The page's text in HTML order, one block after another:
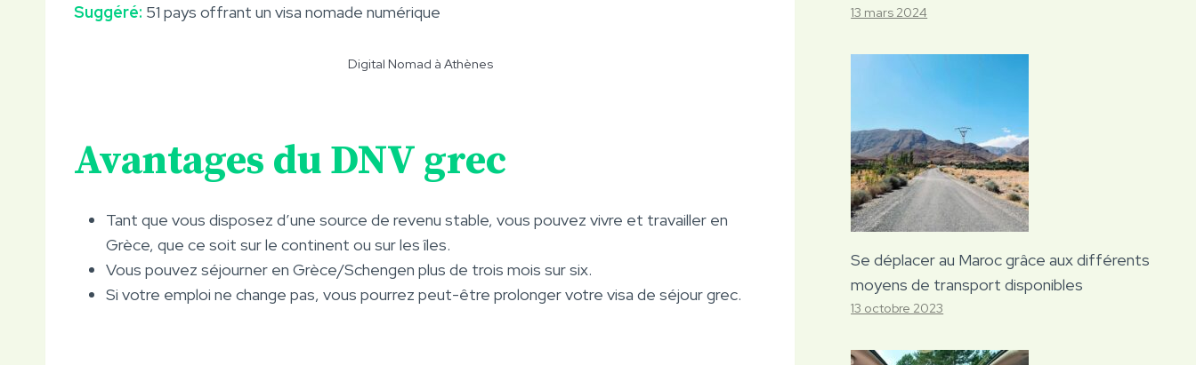
Suggéré: 51 pays offrant un visa nomade numérique
Digital Nomad à Athènes
Avantages du DNV grec
Tant que vous disposez d’une source de revenu stable, vous pouvez vivre et travailler en
Grèce, que ce soit sur le continent ou sur les îles.
Vous pouvez séjourner en Grèce/Schengen plus de trois mois sur six.
Si votre emploi ne change pas, vous pourrez peut-être prolonger votre visa de séjour grec.
13 mars 2024
Se déplacer au Maroc grâce aux différents
moyens de transport disponibles
13 octobre 2023